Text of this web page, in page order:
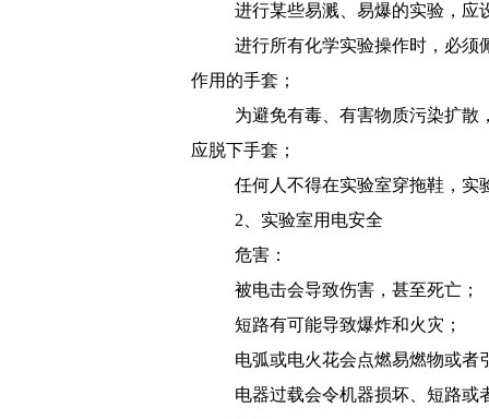
进行某些易溅、易爆的实验，应
进行所有化学实验操作时，必须
作用的手套；
为避免有毒、有害物质污染扩散
应脱下手套；
任何人不得在实验室穿拖鞋，实
2 、实验室用电安全
危害：
被电击会导致伤害，甚至死亡；
短路有可能导致爆炸和火灾；
电弧或电火花会点燃易燃物或者
电器过载会令机器损坏、短路或